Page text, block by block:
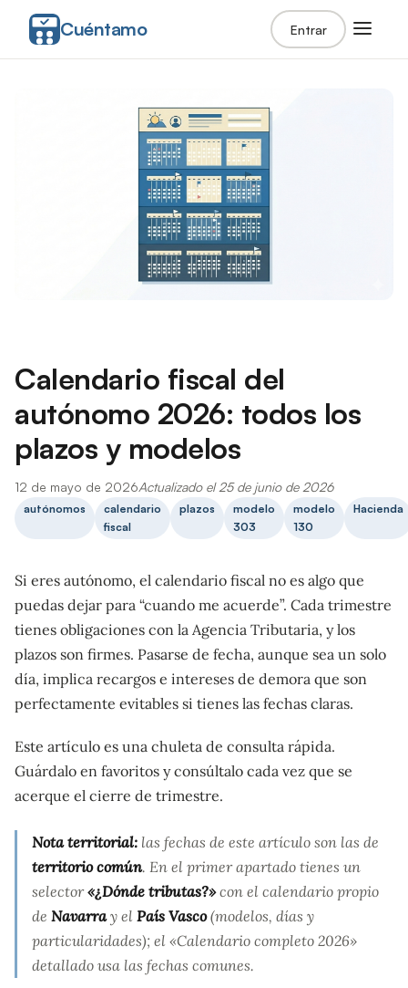
Cuéntamo Entrar
Calendario fiscal del
autónomo 2026: todos los
plazos y modelos
12 de mayo de 2026Actualizado el 25 de junio de 2026
autónomos
calendario
fiscal
plazos
modelo
303
modelo
130
Hacienda
Si eres autónomo, el calendario fiscal no es algo que
puedas dejar para “cuando me acuerde”. Cada trimestre
tienes obligaciones con la Agencia Tributaria, y los
plazos son firmes. Pasarse de fecha, aunque sea un solo
día, implica recargos e intereses de demora que son
perfectamente evitables si tienes las fechas claras.
Este artículo es una chuleta de consulta rápida.
Guárdalo en favoritos y consúltalo cada vez que se
acerque el cierre de trimestre.
Nota territorial: las fechas de este artículo son las de
territorio común. En el primer apartado tienes un
selector«¿Dónde tributas?»con el calendario propio
de Navarray el País Vasco(modelos, días y
particularidades); el «Calendario completo 2026»
detallado usa las fechas comunes.